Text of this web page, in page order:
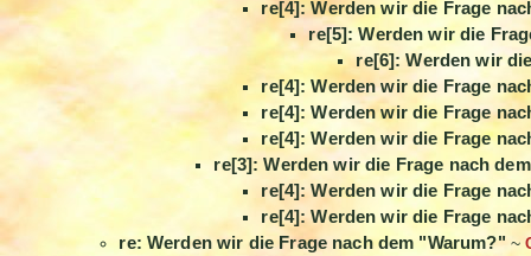
re[4]: Werden wir die Frage
re[5]: Werden wir die
re[6]: Werden wir
re[4]: Werden wir die Frage
re[4]: Werden wir die Frage
re[4]: Werden wir die Frage
re[3]: Werden wir die Frage nach
re[4]: Werden wir die Frage
re[4]: Werden wir die Frage
re: Werden wir die Frage nach dem "Warum?" ~